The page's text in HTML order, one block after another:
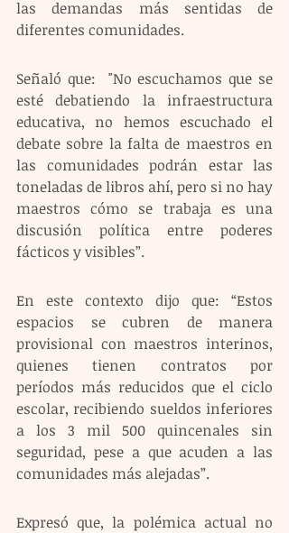
las demandas más sentidas de
diferentes comunidades.
Señaló que:  "No escuchamos que se
esté debatiendo la infraestructura
educativa, no hemos escuchado el
debate sobre la falta de maestros en
las comunidades podrán estar las
toneladas de libros ahí, pero si no hay
maestros cómo se trabaja es una
discusión política entre poderes
fácticos y visibles”.
En este contexto dijo que: “Estos
espacios se cubren de manera
provisional con maestros interinos,
quienes tienen contratos por
períodos más reducidos que el ciclo
escolar, recibiendo sueldos inferiores
a los 3 mil 500 quincenales sin
seguridad, pese a que acuden a las
comunidades más alejadas”.
Expresó que, la polémica actual no